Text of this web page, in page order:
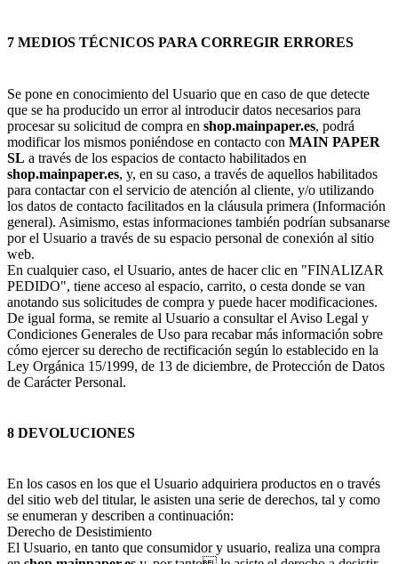
7 MEDIOS TÉCNICOS PARA CORREGIR ERRORES
Se pone en conocimiento del Usuario que en caso de que detecte
que se ha producido un error al introducir datos necesarios para
procesar su solicitud de compra en shop.mainpaper.es, podrá
modificar los mismos poniéndose en contacto con MAIN PAPER
SL a través de los espacios de contacto habilitados en
shop.mainpaper.es, y, en su caso, a través de aquellos habilitados
para contactar con el servicio de atención al cliente, y/o utilizando
los datos de contacto facilitados en la cláusula primera (Información
general). Asimismo, estas informaciones también podrían subsanarse
por el Usuario a través de su espacio personal de conexión al sitio
web.
En cualquier caso, el Usuario, antes de hacer clic en "FINALIZAR
PEDIDO", tiene acceso al espacio, carrito, o cesta donde se van
anotando sus solicitudes de compra y puede hacer modificaciones.
De igual forma, se remite al Usuario a consultar el Aviso Legal y
Condiciones Generales de Uso para recabar más información sobre
cómo ejercer su derecho de rectificación según lo establecido en la
Ley Orgánica 15/1999, de 13 de diciembre, de Protección de Datos
de Carácter Personal.
8 DEVOLUCIONES
En los casos en los que el Usuario adquiriera productos en o través
del sitio web del titular, le asisten una serie de derechos, tal y como
se enumeran y describen a continuación:
Derecho de Desistimiento
El Usuario, en tanto que consumidor y usuario, realiza una compra